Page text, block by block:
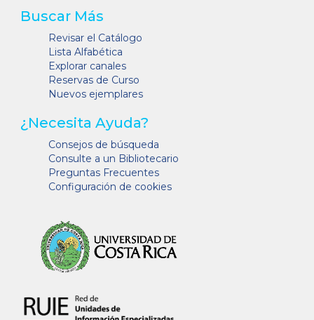
Buscar Más
Revisar el Catálogo
Lista Alfabética
Explorar canales
Reservas de Curso
Nuevos ejemplares
¿Necesita Ayuda?
Consejos de búsqueda
Consulte a un Bibliotecario
Preguntas Frecuentes
Configuración de cookies